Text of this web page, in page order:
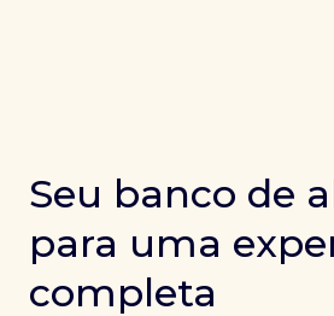
Seu banco de
para uma
completa